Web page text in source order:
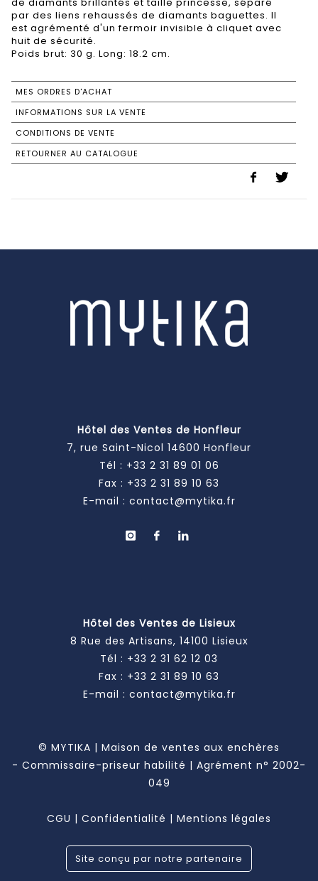
par des liens rehaussés de diamants baguettes. Il
est agrémenté d'un fermoir invisible à cliquet avec
huit de sécurité.
Poids brut: 30 g. Long: 18.2 cm.
MES ORDRES D'ACHAT
INFORMATIONS SUR LA VENTE
CONDITIONS DE VENTE
RETOURNER AU CATALOGUE
Hôtel des Ventes de Honfleur
7, rue Saint-Nicol 14600 Honfleur
Tél : +33 2 31 89 01 06
Fax : +33 2 31 89 10 63
E-mail : contact@mytika.fr
Hôtel des Ventes de Lisieux
8 Rue des Artisans, 14100 Lisieux
Tél : +33 2 31 62 12 03
Fax : +33 2 31 89 10 63
E-mail : contact@mytika.fr
© MYTIKA | Maison de ventes aux enchères
- Commissaire-priseur habilité | Agrément n° 2002-
049
CGU | Confidentialité | Mentions légales
Site conçu par notre partenaire